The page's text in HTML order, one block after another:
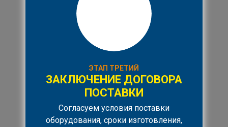
ЭТАП ТРЕТИЙ
ЗАКЛЮЧЕНИЕ ДОГОВОРА
ПОСТАВКИ
Согласуем условия поставки
оборудования, сроки изготовления,